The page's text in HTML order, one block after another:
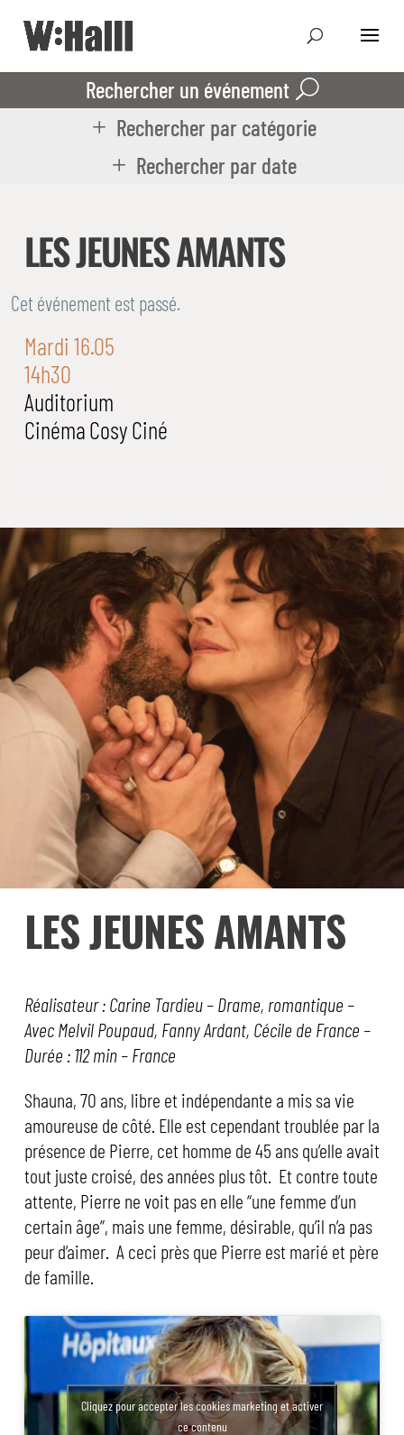
Rechercher un événement
Rechercher par catégorie
Rechercher par date
LES JEUNES AMANTS
Cet événement est passé.
Mardi 16.05
14h30
Auditorium
CinémaCosy Ciné
LES JEUNES AMANTS
Réalisateur : Carine Tardieu – Drame, romantique –
Avec Melvil Poupaud, Fanny Ardant, Cécile de France –
Durée : 112 min – France
Shauna, 70 ans, libre et indépendante a mis sa vie
amoureuse de côté. Elle est cependant troublée par la
présence de Pierre, cet homme de 45 ans qu’elle avait
tout juste croisé, des années plus tôt. Et contre toute
attente, Pierre ne voit pas en elle “une femme d’un
certain âge”, mais une femme, désirable, qu’il n’a pas
peur d’aimer. A ceci près que Pierre est marié et père
de famille.
Cliquez pour accepter les cookies marketing et activer
ce contenu